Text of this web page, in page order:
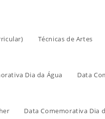
Técnicas de Artes
Dia da Água Data
Data Comemorativa Dia